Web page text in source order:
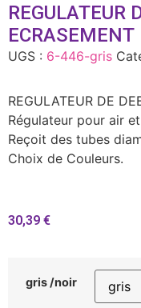
REGULATEUR
ECRASEMENT
UGS : 6-446-gris
REGULATEUR DE
Régulateur pour air
Reçoit des tubes
Choix de Couleurs.
30,39 €
gris /noir